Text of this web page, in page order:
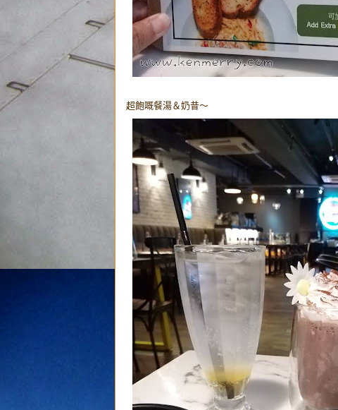
超飽嘅餐湯＆奶昔～